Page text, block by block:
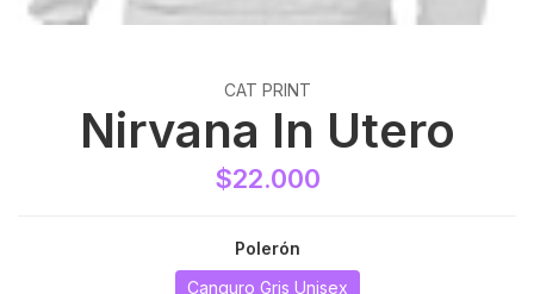
CAT PRINT
Nirvana In Utero
$22.000
Polerón
Canguro Gris Unisex